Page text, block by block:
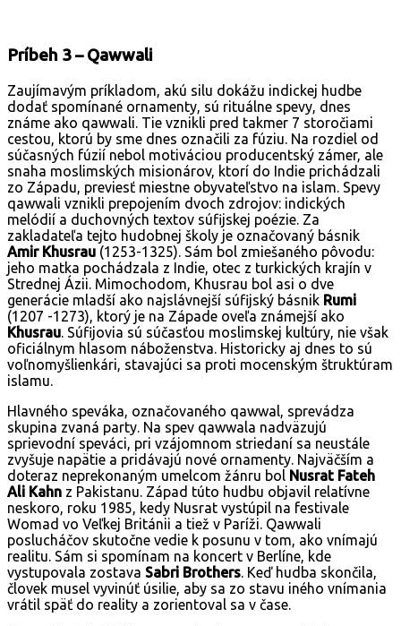
Príbeh 3 – Qawwali
Zaujímavým príkladom, akú silu dokážu indickej hudbe
dodať spomínané ornamenty, sú rituálne spevy, dnes
známe ako qawwali. Tie vznikli pred takmer 7 storočiami
cestou, ktorú by sme dnes označili za fúziu. Na rozdiel od
súčasných fúzií nebol motiváciou producentský zámer, ale
snaha moslimských misionárov, ktorí do Indie prichádzali
zo Západu, previesť miestne obyvateľstvo na islam. Spevy
qawwali vznikli prepojením dvoch zdrojov: indických
melódií a duchovných textov súfijskej poézie. Za
zakladateľa tejto hudobnej školy je označovaný básnik
Amir Khusrau (1253-1325). Sám bol zmiešaného pôvodu:
jeho matka pochádzala z Indie, otec z turkických krajín v
Strednej Ázii. Mimochodom, Khusrau bol asi o dve
generácie mladší ako najslávnejší súfijský básnik Rumi
(1207 -1273), ktorý je na Západe oveľa známejší ako
Khusrau. Súfijovia sú súčasťou moslimskej kultúry, nie však
oficiálnym hlasom náboženstva. Historicky aj dnes to sú
voľnomyšlienkári, stavajúci sa proti mocenským štruktúram
islamu.
Hlavného speváka, označovaného qawwal, sprevádza
skupina zvaná party. Na spev qawwala nadväzujú
sprievodní speváci, pri vzájomnom striedaní sa neustále
zvyšuje napätie a pridávajú nové ornamenty. Najväčším a
doteraz neprekonaným umelcom žánru bol Nusrat Fateh
Ali Kahn z Pakistanu. Západ túto hudbu objavil relatívne
neskoro, roku 1985, kedy Nusrat vystúpil na festivale
Womad vo Veľkej Británii a tiež v Paríži. Qawwali
poslucháčov skutočne vedie k posunu v tom, ako vnímajú
realitu. Sám si spomínam na koncert v Berlíne, kde
vystupovala zostava Sabri Brothers. Keď hudba skončila,
človek musel vyvinúť úsilie, aby sa zo stavu iného vnímania
vrátil späť do reality a zorientoval sa v čase.